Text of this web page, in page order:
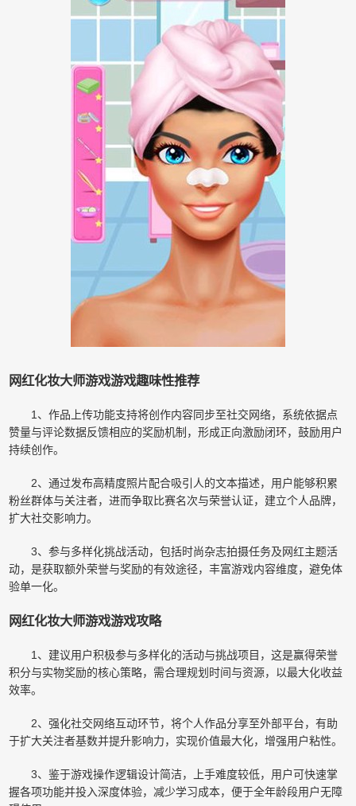
网红化妆大师游戏游戏趣味性推荐
1、作品上传功能支持将创作内容同步至社交网络，系统依据点
赞量与评论数据反馈相应的奖励机制，形成正向激励闭环，鼓励用户
持续创作。
2、通过发布高精度照片配合吸引人的文本描述，用户能够积累
粉丝群体与关注者，进而争取比赛名次与荣誉认证，建立个人品牌，
扩大社交影响力。
3、参与多样化挑战活动，包括时尚杂志拍摄任务及网红主题活
动，是获取额外荣誉与奖励的有效途径，丰富游戏内容维度，避免体
验单一化。
网红化妆大师游戏游戏攻略
1、建议用户积极参与多样化的活动与挑战项目，这是赢得荣誉
积分与实物奖励的核心策略，需合理规划时间与资源，以最大化收益
效率。
2、强化社交网络互动环节，将个人作品分享至外部平台，有助
于扩大关注者基数并提升影响力，实现价值最大化，增强用户粘性。
3、鉴于游戏操作逻辑设计简洁，上手难度较低，用户可快速掌
握各项功能并投入深度体验，减少学习成本，便于全年龄段用户无障